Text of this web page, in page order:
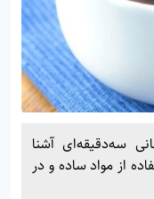
سه‌دقیقه‌ای آشنا
از مواد ساده و در